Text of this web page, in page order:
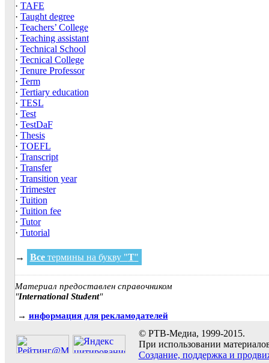
· TAFE
· Taught degree
· Teachers’ College
· Teaching assistant
· Technical School
· Tecnical Сollege
· Tenure Professor
· Term
· Tertiary education
· TESL
· Test
· TestDaF
· Thesis
· TOEFL
· Transcript
· Transfer
· Transition year
· Trimester
· Tuition
· Tuition fee
· Tutor
· Tutorial
→ Всетермины на букву "T"
Материал предоставлен справочником
"International Student"
→ информация для рекламодателей
© РТВ-Медиа, 1999-2015.
При использовании
Создание, поддержка и